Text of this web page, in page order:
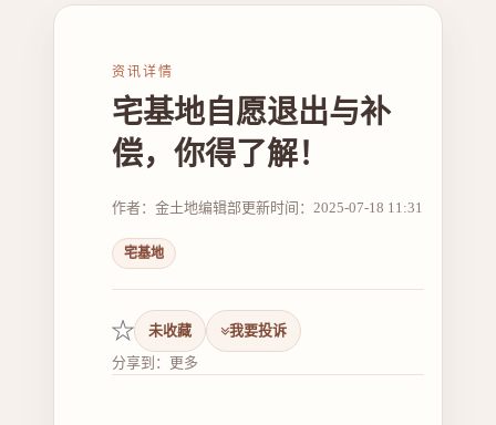
资讯详情
宅基地自愿退出与补
偿，你得了解！
作者：金土地编辑部更新时间：2025-07-18 11:31
宅基地
未收藏
我要投诉
分享到： 更多